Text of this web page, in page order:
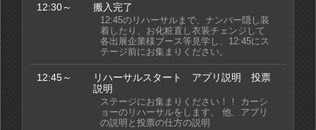
12:30～ 搬入完了
12:45のリハーサルまで、ナンバー隠し装
着したり、お化粧直し衣装チェンジして
各出展企業様ブース等見学し、12:45にス
テージ前にお集まりください。
12:45～
リハーサルスタート アプリ説明 投票
説明
ステージにお集まりください！！ カーシ
ョーのリハーサルをします。 他、アプリ
の説明と投票の仕方の説明